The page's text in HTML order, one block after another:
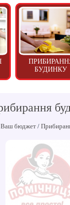
БУДИНКУ
бюджет/